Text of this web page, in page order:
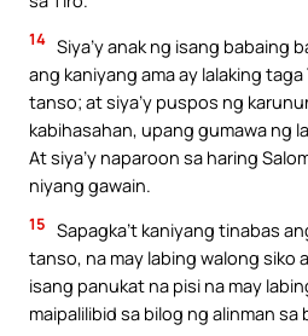
14 Siya’y anak ng isang babaing
ang kaniyang ama ay lalaking
tanso; at siya’y puspos ng
kabihasahan, upang gumawa ng
At siya’y naparoon sa haring
niyang gawain.
15 Sapagka’t kaniyang tinabas
tanso, na may labing walong siko
isang panukat na pisi na may
maipalilibid sa bilog ng alinman sa